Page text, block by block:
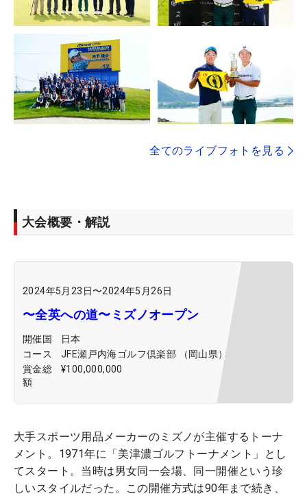
全てのライブフォトを見る
大会概要・解説
2024年5月23日〜2024年5月26日
〜全英への道〜ミズノオープン
開催国
日本
コース
JFE瀬戸内海ゴルフ倶楽部 （岡山県）
賞金総
額
¥100,000,000
大手スポーツ用品メーカーのミズノが主催するトーナ
メント。1971年に「美津濃ゴルフトーナメント」とし
てスタート。当時は男女同一会場、同一開催という珍
しいスタイルだった。この開催方式は90年まで続き、